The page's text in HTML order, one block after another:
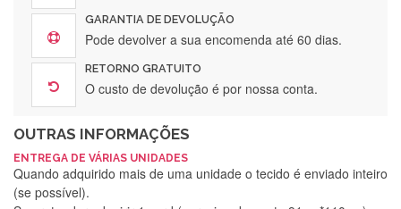
GARANTIA DE DEVOLUÇÃO
Pode devolver a sua encomenda até 60 dias.
RETORNO GRATUITO
O custo de devolução é por nossa conta.
OUTRAS INFORMAÇÕES
ENTREGA DE VÁRIAS UNIDADES
Quando adquirido mais de uma unidade o tecido é enviado inteiro
(se possível).